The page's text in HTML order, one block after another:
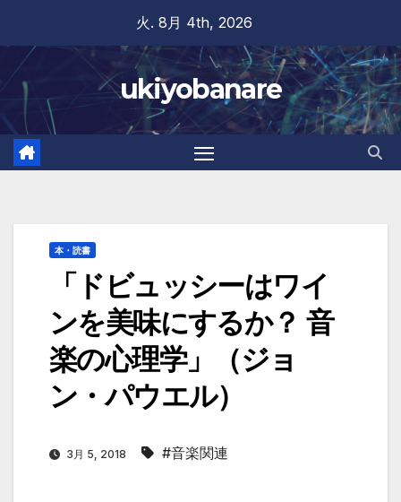
content
火. 8月 4th, 2026
ukiyobanare
本・読書
「ドビュッシーはワイ
ンを美味にするか？ 音
楽の心理学」（ジョ
ン・パウエル）
3月 5, 2018 #音楽関連